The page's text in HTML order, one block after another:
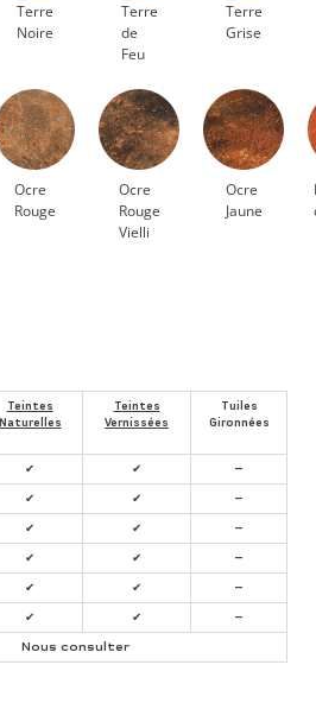
Terre
Noire
Terre
de
Feu
Terre
Grise
Ocre
Rouge
Ocre
Rouge
Vielli
Ocre
Jaune
Teintes
Naturelles
Teintes
Vernissées
Tuiles
Gironnées
✔ ✔
–
✔ ✔
–
✔ ✔
–
✔ ✔
–
✔ ✔
–
✔ ✔
–
Nous consulter